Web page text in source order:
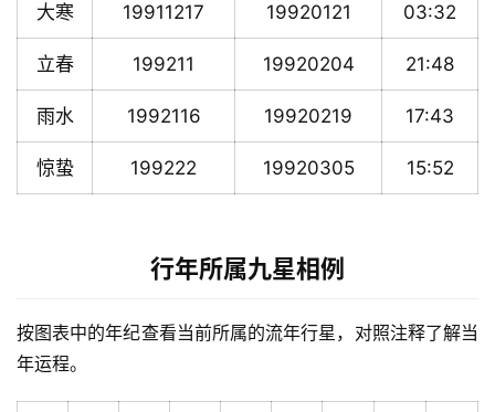
大寒 19911217 19920121 03:32
立春 199211 19920204 21:48
雨水 1992116 19920219 17:43
惊蛰 199222 19920305 15:52
行年所属九星相例
按图表中的年纪查看当前所属的流年行星，对照注释了解当
年运程。